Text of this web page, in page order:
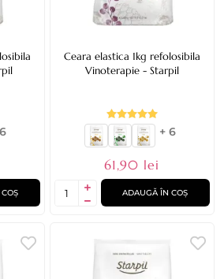
Ceara elastica 1kg refolosibila
Vinoterapie - Starpil
+ 6
61,90 lei
ADAUGĂ ÎN COȘ